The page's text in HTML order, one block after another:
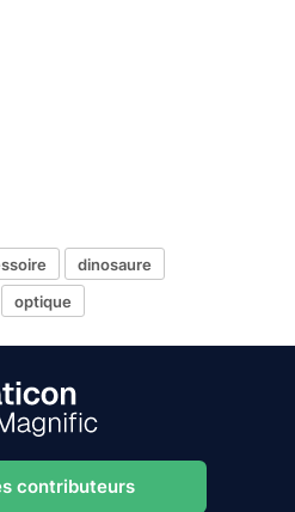
dinosaure
optique
contributeurs